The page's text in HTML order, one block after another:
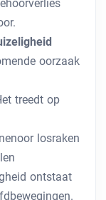
oorzaak
treedt op
losraken
ontstaat